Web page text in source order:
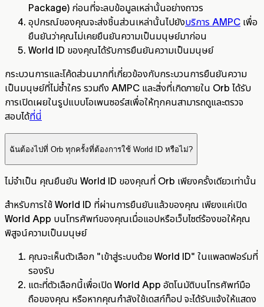
Package) ก่อนที่จะลบข้อมูลเหล่านั้นอย่างถาวร
อุปกรณ์ของคุณจะส่งชิ้นส่วนเหล่านั้นไปยังบริการ AMPC เพื่อ
ยืนยันว่าคุณไม่เคยยืนยันความเป็นมนุษย์มาก่อน
World ID ของคุณได้รับการยืนยันความเป็นมนุษย์
กระบวนการและโค้ดส่วนมากที่เกี่ยวข้องกับกระบวนการยืนยันความ
เป็นมนุษย์ที่ไม่ซ้ำใคร รวมถึง AMPC และสิ่งที่เกิดภายใน Orb ได้รับ
การเปิดเผยในรูปแบบโอเพนซอร์สเพื่อให้ทุกคนสามารถดูและตรวจ
สอบได้ที่นี่
ฉันต้องไปที่ Orb ทุกครั้งที่ต้องการใช้ World ID หรือไม่?
ไม่จำเป็น คุณยืนยัน World ID ของคุณที่ Orb เพียงครั้งเดียวเท่านั้น
สำหรับการใช้ World ID ที่ผ่านการยืนยันแล้วของคุณ เพียงแค่เปิด
World App บนโทรศัพท์ของคุณเมื่อแอปหรือเว็บไซต์ร้องขอให้คุณ
พิสูจน์ความเป็นมนุษย์
คุณจะเห็นตัวเลือก "เข้าสู่ระบบด้วย World ID" ในแพลตฟอร์มที่
รองรับ
แตะที่ตัวเลือกนี้เพื่อเปิด World App อัตโนมัติบนโทรศัพท์มือ
ถือของคุณ หรือหากคุณกำลังใช้เดสก์ท็อป จะได้รับแจ้งให้แสดง